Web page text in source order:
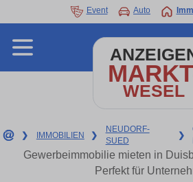
Event Auto
WESEL
❯ IMMOBILIEN ❯
NEUDORF-
SUED
❯
Gewerbeimmobilie mieten in
Perfekt für